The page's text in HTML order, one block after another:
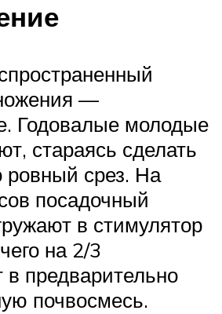
—
Годовалые молодые
стараясь сделать
ровный срез. На
посадочный
в стимулятор
на 2/3
предварительно
почвосмесь.